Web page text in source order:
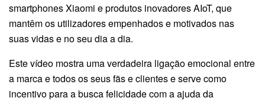
smartphones Xiaomi e produtos inovadores AIoT, que
mantêm os utilizadores empenhados e motivados nas
suas vidas e no seu dia a dia.
Este vídeo mostra uma verdadeira ligação emocional entre
a marca e todos os seus fãs e clientes e serve como
incentivo para a busca felicidade com a ajuda da